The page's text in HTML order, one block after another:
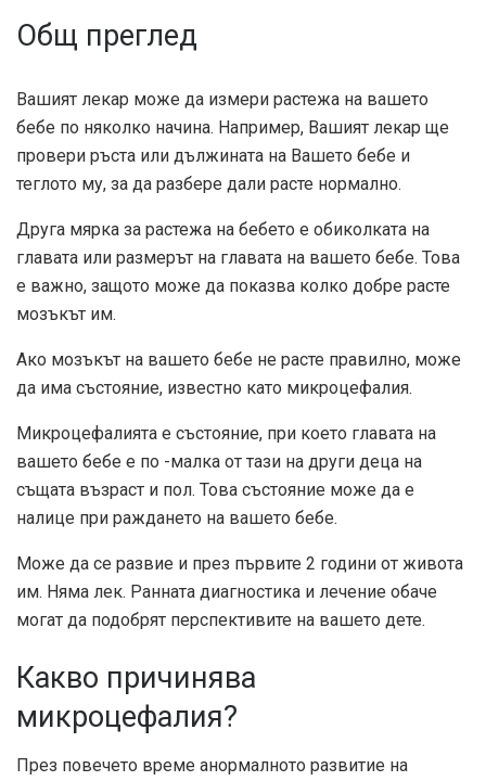
Общ преглед
Вашият лекар може да измери растежа на вашето
бебе по няколко начина. Например, Вашият лекар ще
провери ръста или дължината на Вашето бебе и
теглото му, за да разбере дали расте нормално.
Друга мярка за растежа на бебето е обиколката на
главата или размерът на главата на вашето бебе. Това
е важно, защото може да показва колко добре расте
мозъкът им.
Ако мозъкът на вашето бебе не расте правилно, може
да има състояние, известно като микроцефалия.
Микроцефалията е състояние, при което главата на
вашето бебе е по -малка от тази на други деца на
същата възраст и пол. Това състояние може да е
налице при раждането на вашето бебе.
Може да се развие и през първите 2 години от живота
им. Няма лек. Ранната диагностика и лечение обаче
могат да подобрят перспективите на вашето дете.
Какво причинява
микроцефалия?
През повечето време анормалното развитие на